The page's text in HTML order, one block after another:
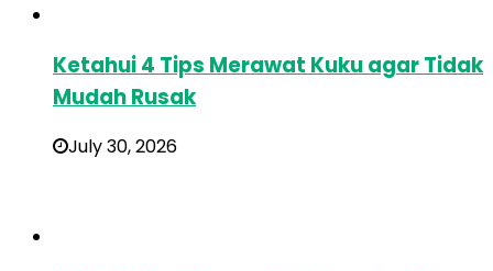
Ketahui 4 Tips Merawat Kuku agar Tidak
Mudah Rusak
July 30, 2026